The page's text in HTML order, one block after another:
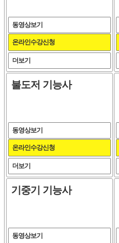
더보기
온라인수강신청
동영상보기
불도저 기능사
더보기
온라인수강신청
동영상보기
기중기 기능사
동영상보기